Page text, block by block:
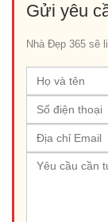
Gửi yêu
Nhà Đẹp 365 sẽ